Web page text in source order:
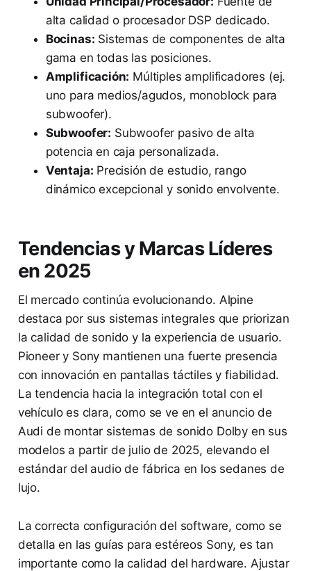
alta calidad o procesador DSP dedicado.
Bocinas: Sistemas de componentes de alta
gama en todas las posiciones.
Amplificación: Múltiples amplificadores (ej.
uno para medios/agudos, monoblock para
subwoofer).
Subwoofer: Subwoofer pasivo de alta
potencia en caja personalizada.
Ventaja: Precisión de estudio, rango
dinámico excepcional y sonido envolvente.
Tendencias y Marcas Líderes
en 2025
El mercado continúa evolucionando. Alpine
destaca por sus sistemas integrales que priorizan
la calidad de sonido y la experiencia de usuario.
Pioneer y Sony mantienen una fuerte presencia
con innovación en pantallas táctiles y fiabilidad.
La tendencia hacia la integración total con el
vehículo es clara, como se ve en el anuncio de
Audi de montar sistemas de sonido Dolby en sus
modelos a partir de julio de 2025, elevando el
estándar del audio de fábrica en los sedanes de
lujo.
La correcta configuración del software, como se
detalla en las guías para estéreos Sony, es tan
importante como la calidad del hardware. Ajustar